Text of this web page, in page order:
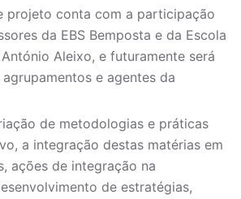
projeto conta com a participação
da EBS Bemposta e da Escola
Aleixo, e futuramente será
e agentes da
de metodologias e práticas
a integração destas matérias em
ações de integração na
de estratégias,